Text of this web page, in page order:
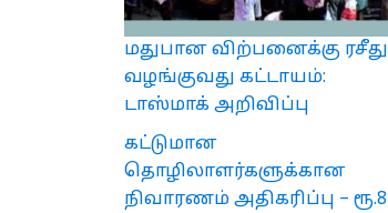
மதுபான விற்பனைக்கு ரசீது
வழங்குவது கட்டாயம்:
டாஸ்மாக் அறிவிப்பு
கட்டுமான
தொழிலாளர்களுக்கான
நிவாரணம் அதிகரிப்பு – ரூ.8